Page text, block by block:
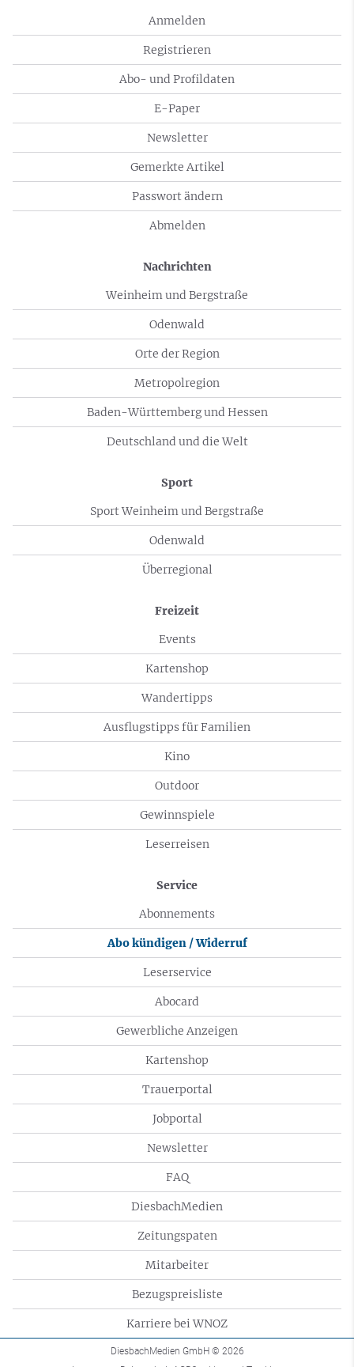
Anmelden
Registrieren
Abo- und Profildaten
E-Paper
Newsletter
Gemerkte Artikel
Passwort ändern
Abmelden
Nachrichten
Weinheim und Bergstraße
Odenwald
Orte der Region
Metropolregion
Baden-Württemberg und Hessen
Deutschland und die Welt
Sport
Sport Weinheim und Bergstraße
Odenwald
Überregional
Freizeit
Events
Kartenshop
Wandertipps
Ausflugstipps für Familien
Kino
Outdoor
Gewinnspiele
Leserreisen
Service
Abonnements
Abo kündigen / Widerruf
Leserservice
Abocard
Gewerbliche Anzeigen
Kartenshop
Trauerportal
Jobportal
Newsletter
FAQ
DiesbachMedien
Zeitungspaten
Mitarbeiter
Bezugspreisliste
Karriere bei WNOZ
DiesbachMedien GmbH © 2026